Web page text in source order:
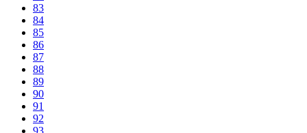
83
84
85
86
87
88
89
90
91
92
93